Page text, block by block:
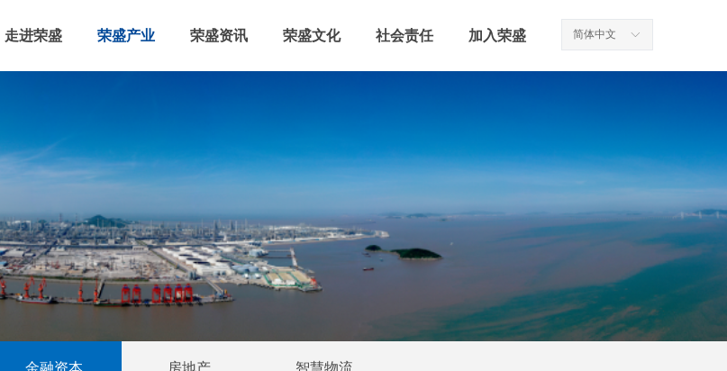
走进荣盛 荣盛产业 荣盛资讯 荣盛文化 社会责任 加入荣盛 ꀅ
简体中文
金融资本 房地产 智慧物流